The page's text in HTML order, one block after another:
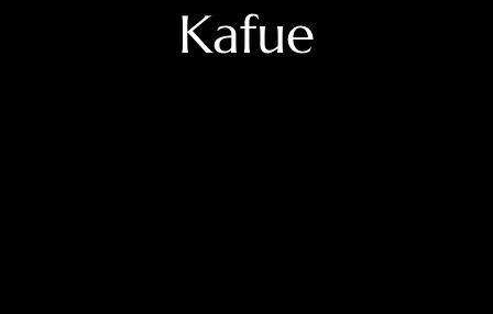
Kafue